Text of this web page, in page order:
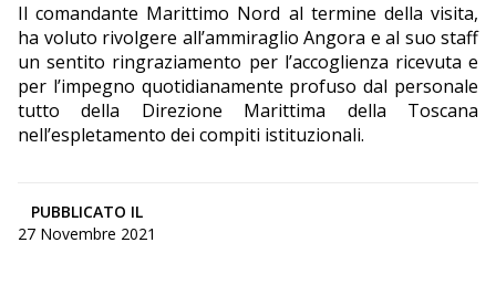
Il comandante Marittimo Nord al termine della visita,
ha voluto rivolgere all’ammiraglio Angora e al suo staff
un sentito ringraziamento per l’accoglienza ricevuta e
per l’impegno quotidianamente profuso dal personale
tutto della Direzione Marittima della Toscana
nell’espletamento dei compiti istituzionali.
PUBBLICATO IL
27 Novembre 2021